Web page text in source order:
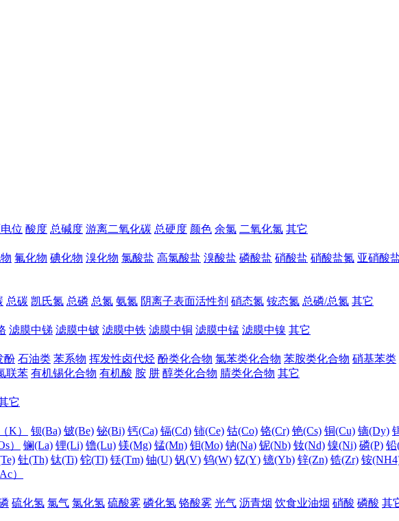
位 酸度 总碱度 游离二氧化碳 总硬度 颜色 余氯 二氧化氯 其它
氟化物 碘化物 溴化物 氯酸盐 高氯酸盐 溴酸盐 磷酸盐 硝酸盐 硝酸盐氮 亚硝酸
总碳 凯氏氮 总磷 总氮 氨氮 阴离子表面活性剂 硝态氮 铵态氮 总磷/总氮 其它
滤膜中锑 滤膜中铍 滤膜中铁 滤膜中铜 滤膜中锰 滤膜中镍 其它
酚 石油类 苯系物 挥发性卤代烃 酚类化合物 氯苯类化合物 苯胺类化合物 硝基苯类
联苯 有机锡化合物 有机酸 胺 肼 醇类化合物 腈类化合物 其它
它
K） 钡(Ba) 铍(Be) 铋(Bi) 钙(Ca) 镉(Cd) 铈(Ce) 钴(Co) 铬(Cr) 铯(Cs) 铜(Cu) 镝(Dy)
） 镧(La) 锂(Li) 镥(Lu) 镁(Mg) 锰(Mn) 钼(Mo) 钠(Na) 铌(Nb) 钕(Nd) 镍(Ni) 磷(P) 铅
钍(Th) 钛(Ti) 铊(Tl) 铥(Tm) 铀(U) 钒(V) 钨(W) 钇(Y) 镱(Yb) 锌(Zn) 锆(Zr) 铵
）
硫化氢 氯气 氯化氢 硫酸雾 磷化氢 铬酸雾 光气 沥青烟 饮食业油烟 硝酸 磷酸 其